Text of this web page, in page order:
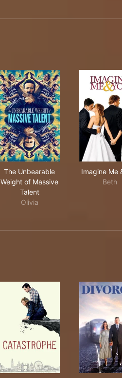
The Unbearable
Weight of Massive
Talent
Olivia
Imagine Me
Beth